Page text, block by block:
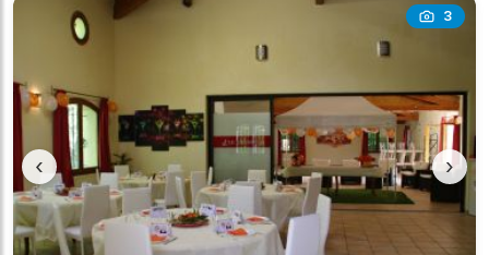
3
‹ ›